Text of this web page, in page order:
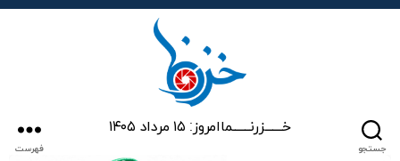
جستجو
خـــــــزرنـــــــماامروز: ۱۵ مرداد ۱۴۰۵
فهرست